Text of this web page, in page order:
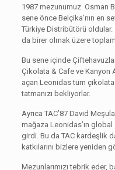
1987 mezunumuz Osman
sene önce Belçika’nın en
Türkiye Distribütörü
da birer olmak üzere
Bu sene içinde
Çikolata & Cafe ve Kanyon
açan Leonidas tüm
tatmanızı bekliyorlar.
Ayrıca TAC’87 David
mağaza Leonidas’ın global
girdi. Bu da TAC kardeşlik
katkılarını bizlere yeniden
Mezunlarımızı tebrik eder,